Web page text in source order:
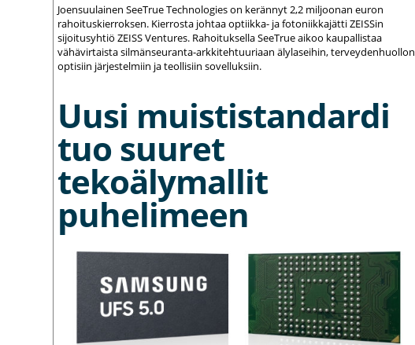
Joensuulainen SeeTrue Technologies on kerännyt 2,2 miljoonan euron
rahoituskierroksen. Kierrosta johtaa optiikka- ja fotoniikkajätti ZEISSin
sijoitusyhtiö ZEISS Ventures. Rahoituksella SeeTrue aikoo kaupallistaa
vähävirtaista silmänseuranta-arkkitehtuuriaan älylaseihin, terveydenhuollon
optisiin järjestelmiin ja teollisiin sovelluksiin.
Uusi muististandardi
tuo suuret
tekoälymallit
puhelimeen